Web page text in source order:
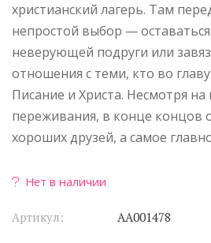
христианский лагерь. Там
непростой выбор —
неверующей подруги или
отношения с теми, кто во
Писание и Христа. Несмотря на
переживания, в конце концов
хороших друзей, а самое
Нет в наличии
Артикул: АА001478